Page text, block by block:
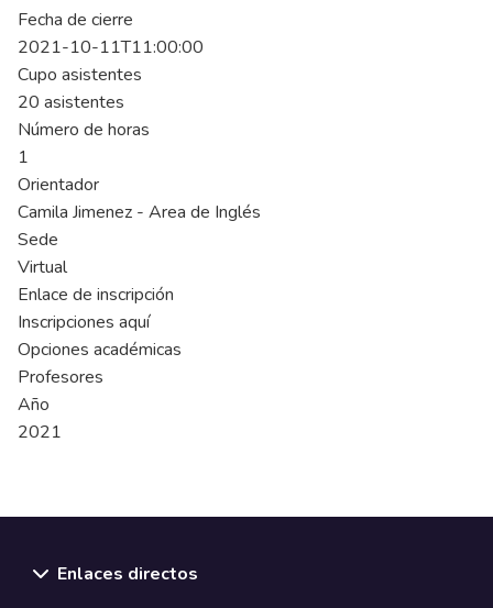
Fecha de cierre
2021-10-11T11:00:00
Cupo asistentes
20 asistentes
Número de horas
1
Orientador
Camila Jimenez - Area de Inglés
Sede
Virtual
Enlace de inscripción
Inscripciones aquí
Opciones académicas
Profesores
Año
2021
Enlaces directos